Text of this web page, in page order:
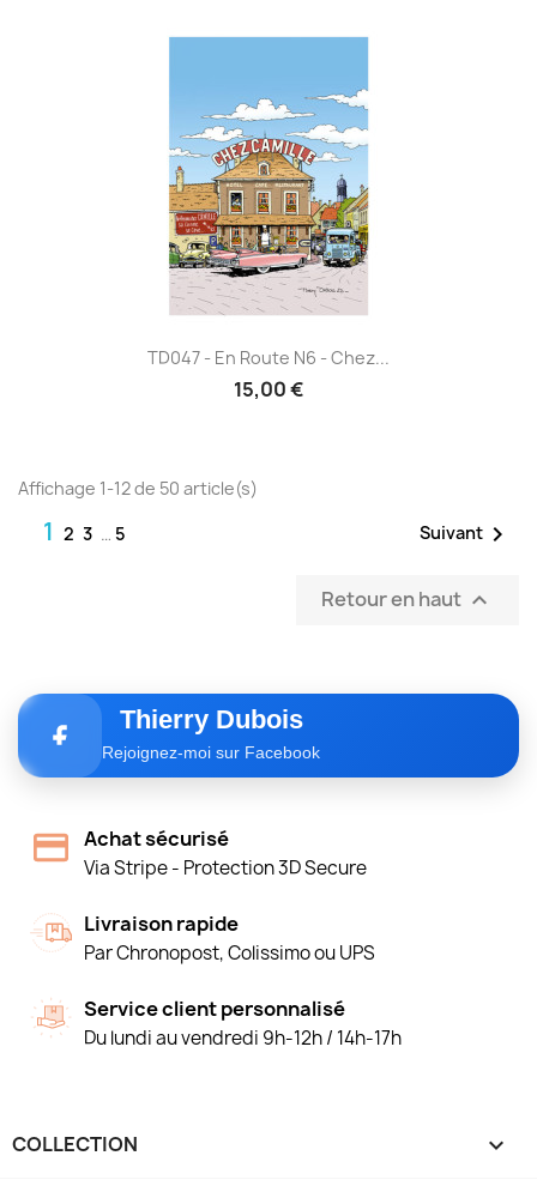
TD047 - En Route N6 - Chez...
15,00 €
Affichage 1-12 de 50 article(s)
1 2 3 … 5 Suivant 
Retour en haut 
Thierry Dubois
Rejoignez-moi sur Facebook
Achat sécurisé
Via Stripe - Protection 3D Secure
Livraison rapide
Par Chronopost, Colissimo ou UPS
Service client personnalisé
Du lundi au vendredi 9h-12h / 14h-17h
COLLECTION 